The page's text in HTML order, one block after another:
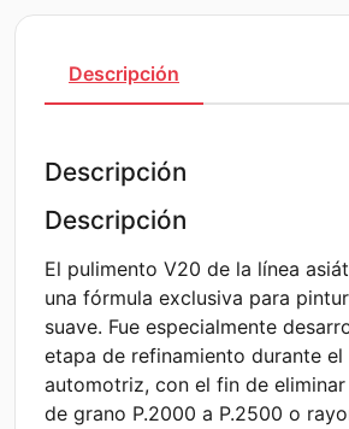
Descripción
Descripción
Descripción
El pulimento V20 de la línea
una fórmula exclusiva para
suave. Fue especialmente
etapa de refinamiento durante el
automotriz, con el fin de
de grano P.2000 a P.2500 o